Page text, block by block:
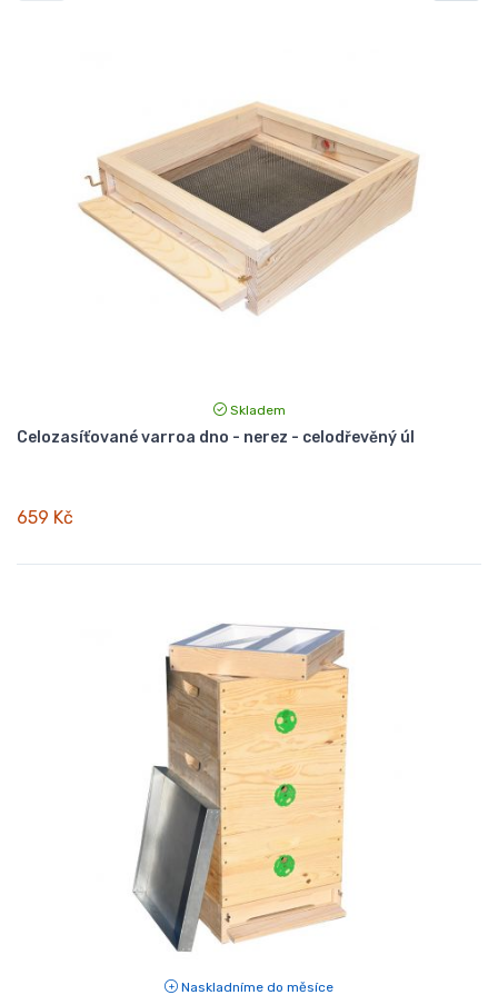
Skladem
Celozasíťované varroa dno - nerez - celodřevěný úl
659 Kč
Naskladníme do měsíce